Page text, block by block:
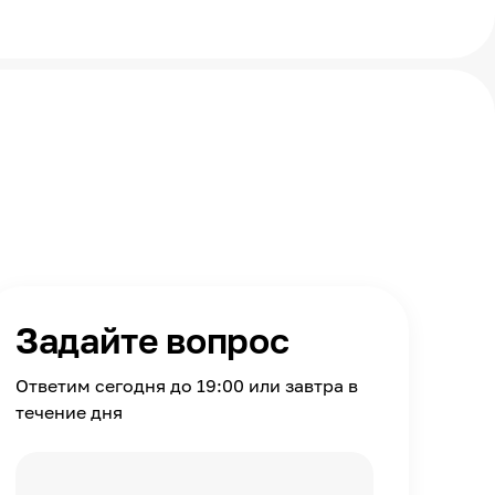
Задайте вопрос
Ответим сегодня до 19:00 или завтра в
течение дня